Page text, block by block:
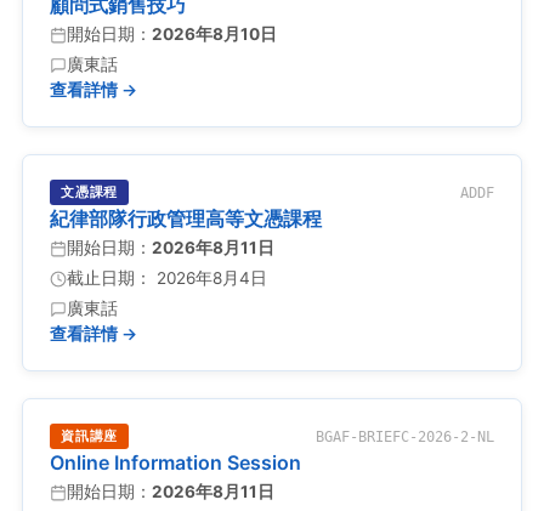
顧問式銷售技巧
開始日期： 2026年8月10日
廣東話
查看詳情 →
文憑課程 ADDF
紀律部隊行政管理高等文憑課程
開始日期： 2026年8月11日
截止日期： 2026年8月4日
廣東話
查看詳情 →
資訊講座 BGAF-BRIEFC-2026-2-NL
Online Information Session
開始日期： 2026年8月11日